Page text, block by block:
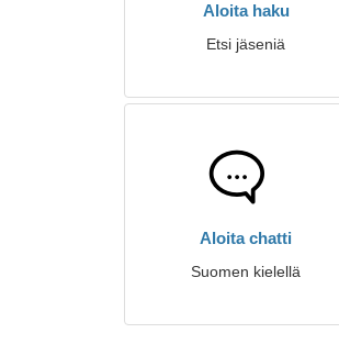
Aloita haku
Etsi jäseniä
Aloita chatti
Suomen kielellä